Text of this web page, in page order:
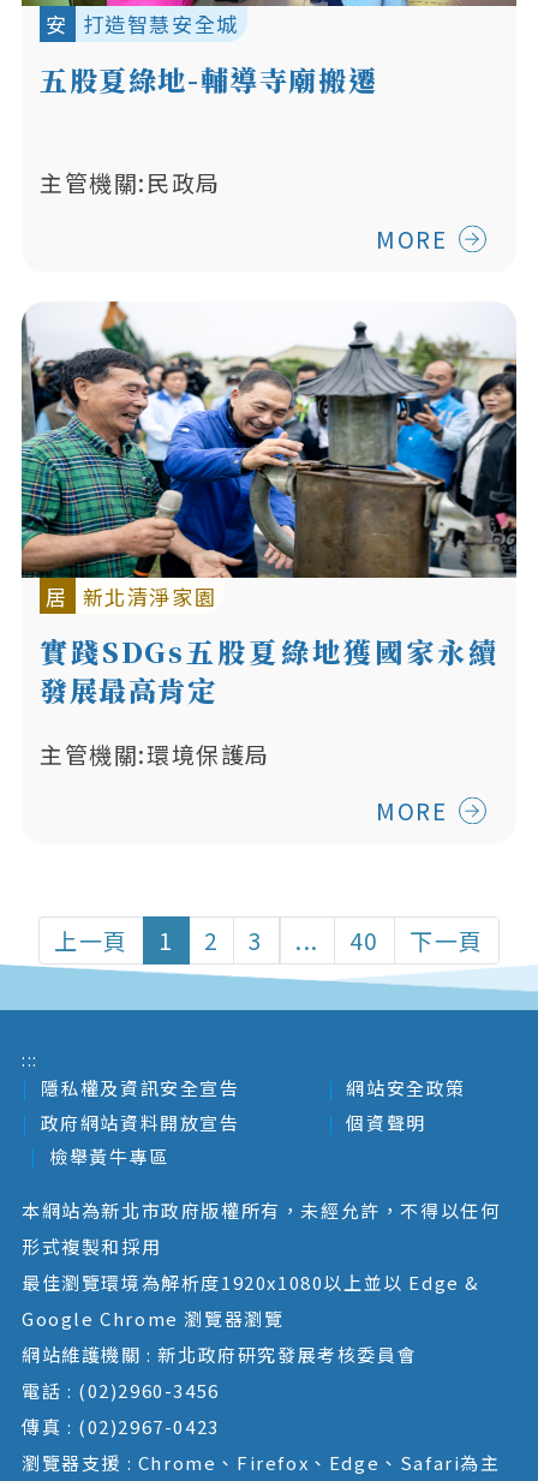
安 打造智慧安全城
五股夏綠地-輔導寺廟搬遷
主管機關:民政局
MORE
居 新北清淨家園
實踐SDGs五股夏綠地獲國家永續
發展最高肯定
主管機關:環境保護局
MORE
上一頁 1 2 3 ... 40 下一頁
:::
隱私權及資訊安全宣告
網站安全政策
政府網站資料開放宣告
個資聲明
檢舉黃牛專區
本網站為新北市政府版權所有，未經允許，不得以任何
形式複製和採用
最佳瀏覽環境為解析度1920x1080以上並以 Edge &
Google Chrome 瀏覽器瀏覽
網站維護機關 : 新北政府研究發展考核委員會
電話 : (02)2960-3456
傳真 : (02)2967-0423
瀏覽器支援 : Chrome、Firefox、Edge、Safari為主